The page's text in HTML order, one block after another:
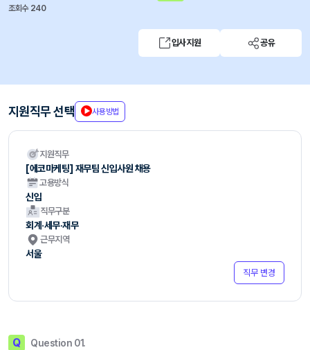
조회수 240
입사지원 공유
지원직무 선택 사용방법
지원직무
[에코마케팅] 재무팀 신입사원 채용
고용방식
신입
직무구분
회계·세무·재무
근무지역
서울
직무 변경
Q Question 01.